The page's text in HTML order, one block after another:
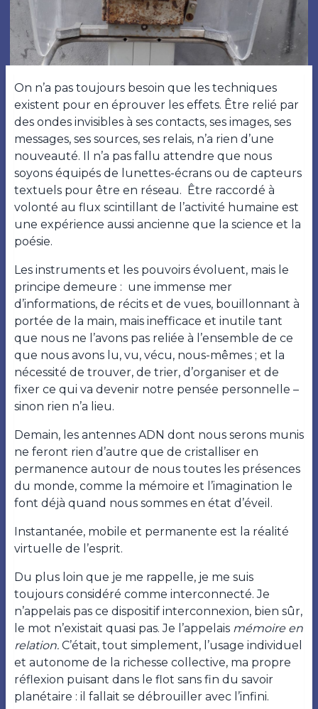
On n’a pas toujours besoin que les techniques
existent pour en éprouver les effets. Être relié par
des ondes invisibles à ses contacts, ses images, ses
messages, ses sources, ses relais, n’a rien d’une
nouveauté. Il n’a pas fallu attendre que nous
soyons équipés de lunettes-écrans ou de capteurs
textuels pour être en réseau. Être raccordé à
volonté au flux scintillant de l’activité humaine est
une expérience aussi ancienne que la science et la
poésie.
Les instruments et les pouvoirs évoluent, mais le
principe demeure : une immense mer
d’informations, de récits et de vues, bouillonnant à
portée de la main, mais inefficace et inutile tant
que nous ne l’avons pas reliée à l’ensemble de ce
que nous avons lu, vu, vécu, nous-mêmes ; et la
nécessité de trouver, de trier, d’organiser et de
fixer ce qui va devenir notre pensée personnelle –
sinon rien n’a lieu.
Demain, les antennes ADN dont nous serons munis
ne feront rien d’autre que de cristalliser en
permanence autour de nous toutes les présences
du monde, comme la mémoire et l’imagination le
font déjà quand nous sommes en état d’éveil.
Instantanée, mobile et permanente est la réalité
virtuelle de l’esprit.
Du plus loin que je me rappelle, je me suis
toujours considéré comme interconnecté. Je
n’appelais pas ce dispositif interconnexion, bien sûr,
le mot n’existait quasi pas. Je l’appelais mémoire en
relation. C’était, tout simplement, l’usage individuel
et autonome de la richesse collective, ma propre
réflexion puisant dans le flot sans fin du savoir
planétaire : il fallait se débrouiller avec l’infini.